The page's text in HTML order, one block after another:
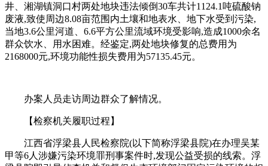
井、湘湖镇洞口村两处地块违法倾倒30车共计1124.1吨硫酸钠
废液,致使周边8.08亩范围内土壤和地表水、地下水受到污染,
当地3.6公里河道、6.6平方公里流域环境受影响,造成1000余名
群众饮水、用水困难。经鉴定,两处地块修复的总费用为
2168000元,环境功能性损失费用为57135.45元。
办案人员走访周边群众了解情况。
【检察机关履职过程】
江西省浮梁县人民检察院(以下简称浮梁县院)在办理吴某
甲等6人涉嫌污染环境罪刑事案件时,发现公益受损的线索。浮